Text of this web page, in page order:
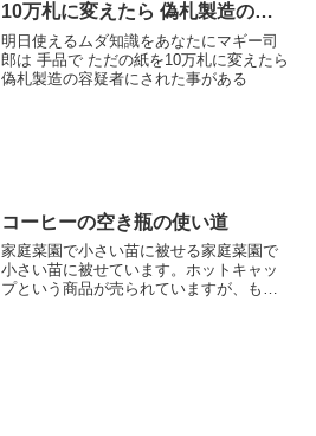
10万札に変えたら 偽札製造の容
疑者にされた事がある
明日使えるムダ知識をあなたにマギー司
郎は 手品で ただの紙を10万札に変えたら
偽札製造の容疑者にされた事がある
コーヒーの空き瓶の使い道
家庭菜園で小さい苗に被せる家庭菜園で
小さい苗に被せています。ホットキャッ
プという商品が売られていますが、もっ